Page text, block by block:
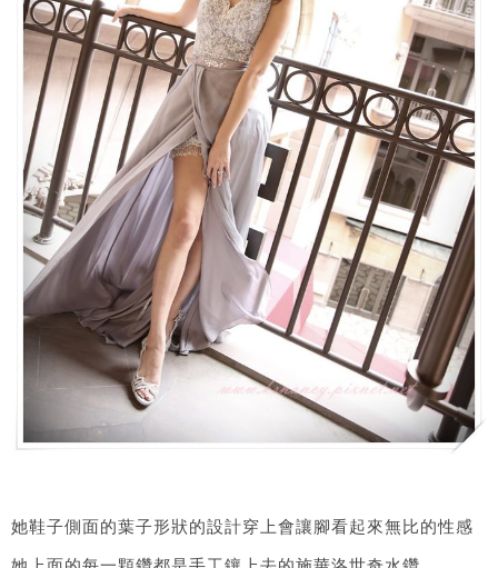
她鞋子側面的葉子形狀的設計穿上會讓腳看起來無比的性感